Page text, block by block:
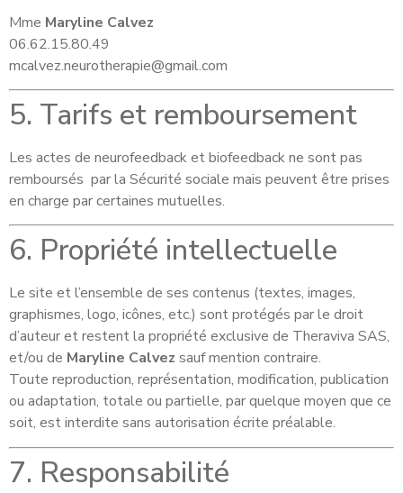
Mme Maryline Calvez
06.62.15.80.49
mcalvez.neurotherapie@gmail.com
5. Tarifs et remboursement
Les actes de neurofeedback et biofeedback ne sont pas
remboursés par la Sécurité sociale mais peuvent être prises
en charge par certaines mutuelles.
6. Propriété intellectuelle
Le site et l’ensemble de ses contenus (textes, images,
graphismes, logo, icônes, etc.) sont protégés par le droit
d’auteur et restent la propriété exclusive de Theraviva SAS,
et/ou de Maryline Calvez sauf mention contraire.
Toute reproduction, représentation, modification, publication
ou adaptation, totale ou partielle, par quelque moyen que ce
soit, est interdite sans autorisation écrite préalable.
7. Responsabilité